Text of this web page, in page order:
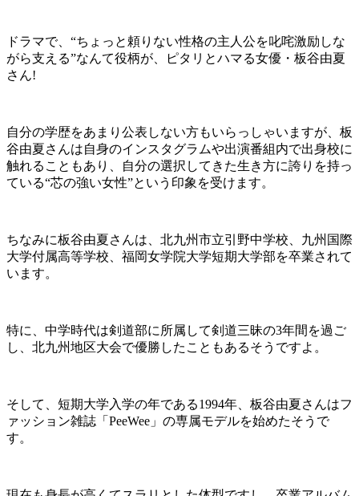
ドラマで、“ちょっと頼りない性格の主人公を叱咤激励しな
がら支える”なんて役柄が、ピタリとハマる女優・板谷由夏
さん!
自分の学歴をあまり公表しない方もいらっしゃいますが、板
谷由夏さんは自身のインスタグラムや出演番組内で出身校に
触れることもあり、自分の選択してきた生き方に誇りを持っ
ている“芯の強い女性”という印象を受けます。
ちなみに板谷由夏さんは、北九州市立引野中学校、九州国際
大学付属高等学校、福岡女学院大学短期大学部を卒業されて
います。
特に、中学時代は剣道部に所属して剣道三昧の3年間を過ご
し、北九州地区大会で優勝したこともあるそうですよ。
そして、短期大学入学の年である1994年、板谷由夏さんはフ
ァッション雑誌「PeeWee」の専属モデルを始めたそうで
す。